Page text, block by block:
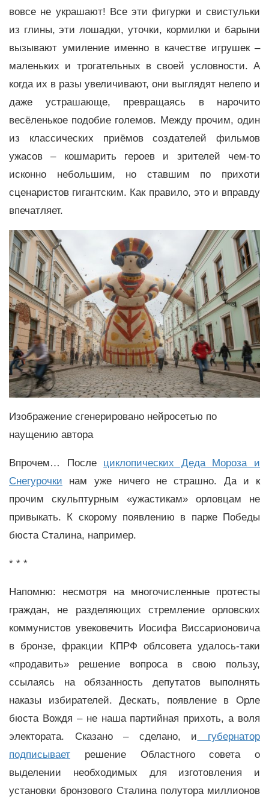
вовсе не украшают! Все эти фигурки и свистульки
из глины, эти лошадки, уточки, кормилки и барыни
вызывают умиление именно в качестве игрушек –
маленьких и трогательных в своей условности. А
когда их в разы увеличивают, они выглядят нелепо и
даже устрашающе, превращаясь в нарочито
весёленькое подобие големов. Между прочим, один
из классических приёмов создателей фильмов
ужасов – кошмарить героев и зрителей чем-то
исконно небольшим, но ставшим по прихоти
сценаристов гигантским. Как правило, это и вправду
впечатляет.
Изображение сгенерировано нейросетью по
наущению автора
Впрочем… После циклопических Деда Мороза и
Снегурочки нам уже ничего не страшно. Да и к
прочим скульптурным «ужастикам» орловцам не
привыкать. К скорому появлению в парке Победы
бюста Сталина, например.
* * *
Напомню: несмотря на многочисленные протесты
граждан, не разделяющих стремление орловских
коммунистов увековечить Иосифа Виссарионовича
в бронзе, фракции КПРФ облсовета удалось-таки
«продавить» решение вопроса в свою пользу,
ссылаясь на обязанность депутатов выполнять
наказы избирателей. Дескать, появление в Орле
бюста Вождя – не наша партийная прихоть, а воля
электората. Сказано – сделано, и губернатор
подписывает решение Областного совета о
выделении необходимых для изготовления и
установки бронзового Сталина полутора миллионов